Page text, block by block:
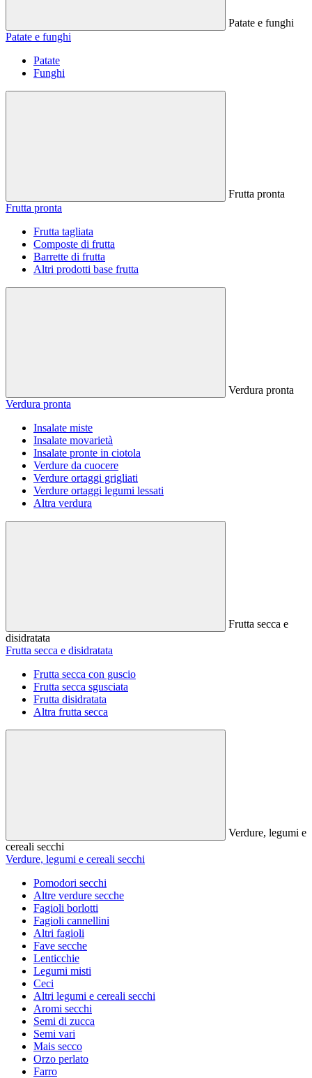
Patate e funghi
Patate e funghi
Patate
Funghi
Frutta pronta
Frutta pronta
Frutta tagliata
Composte di frutta
Barrette di frutta
Altri prodotti base frutta
Verdura pronta
Verdura pronta
Insalate miste
Insalate movarietà
Insalate pronte in ciotola
Verdure da cuocere
Verdure ortaggi grigliati
Verdure ortaggi legumi lessati
Altra verdura
Frutta secca e
disidratata
Frutta secca e disidratata
Frutta secca con guscio
Frutta secca sgusciata
Frutta disidratata
Altra frutta secca
Verdure, legumi e
cereali secchi
Verdure, legumi e cereali secchi
Pomodori secchi
Altre verdure secche
Fagioli borlotti
Fagioli cannellini
Altri fagioli
Fave secche
Lenticchie
Legumi misti
Ceci
Altri legumi e cereali secchi
Aromi secchi
Semi di zucca
Semi vari
Mais secco
Orzo perlato
Farro